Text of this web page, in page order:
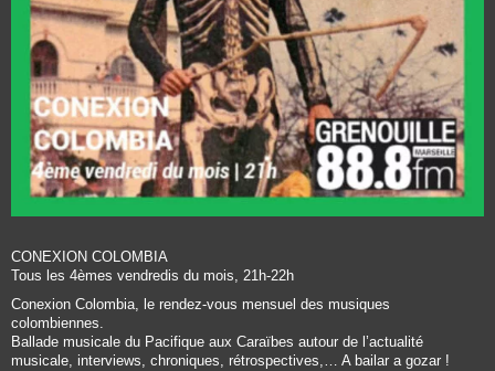
CONEXION COLOMBIA
Tous les 4èmes vendredis du mois, 21h-22h
Conexion Colombia, le rendez-vous mensuel des musiques
colombiennes.
Ballade musicale du Pacifique aux Caraïbes autour de l’actualité
musicale, interviews, chroniques, rétrospectives,… A bailar a gozar !